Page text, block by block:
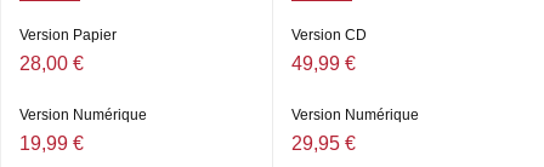
Version Papier
28,00 €
Version Numérique
19,99 €
Version CD
49,99 €
Version Numérique
29,95 €